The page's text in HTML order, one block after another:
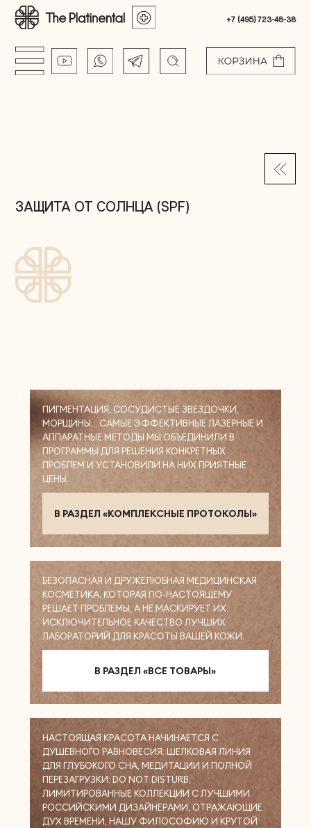
+7 (495) 723-48-38
ЗАЩИТА ОТ СОЛНЦА (SPF)
В РАЗДЕЛ «КОМПЛЕКСНЫЕ ПРОТОКОЛЫ»
ПИГМЕНТАЦИЯ, СОСУДИСТЫЕ ЗВЕЗДОЧКИ,
МОРЩИНЫ… САМЫЕ ЭФФЕКТИВНЫЕ ЛАЗЕРНЫЕ И
АППАРАТНЫЕ МЕТОДЫ МЫ ОБЪЕДИНИЛИ В
ПРОГРАММЫ ДЛЯ РЕШЕНИЯ КОНКРЕТНЫХ
ПРОБЛЕМ И УСТАНОВИЛИ НА НИХ ПРИЯТНЫЕ
ЦЕНЫ.
БЕЗОПАСНАЯ И ДРУЖЕЛЮБНАЯ МЕДИЦИНСКАЯ
КОСМЕТИКА, КОТОРАЯ ПО-НАСТОЯЩЕМУ
РЕШАЕТ ПРОБЛЕМЫ, А НЕ МАСКИРУЕТ ИХ.
ИСКЛЮЧИТЕЛЬНОЕ КАЧЕСТВО ЛУЧШИХ
ЛАБОРАТОРИЙ ДЛЯ КРАСОТЫ ВАШЕЙ КОЖИ.
В РАЗДЕЛ «ВСЕ ТОВАРЫ»
НАСТОЯЩАЯ КРАСОТА НАЧИНАЕТСЯ С
ДУШЕВНОГО РАВНОВЕСИЯ: ШЕЛКОВАЯ ЛИНИЯ
ДЛЯ ГЛУБОКОГО СНА, МЕДИТАЦИИ И ПОЛНОЙ
ПЕРЕЗАГРУЗКИ: DO NOT DISTURB,
ЛИМИТИРОВАННЫЕ КОЛЛЕКЦИИ С ЛУЧШИМИ
РОССИЙСКИМИ ДИЗАЙНЕРАМИ, ОТРАЖАЮЩИЕ
ДУХ ВРЕМЕНИ, НАШУ ФИЛОСОФИЮ И КРУТОЙ